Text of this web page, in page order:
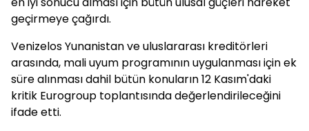
geçirmeye çağırdı.
Venizelos Yunanistan ve uluslararası kreditörleri
arasında, mali uyum programının uygulanması için ek
süre alınması dahil bütün konuların 12 Kasım'daki
kritik Eurogroup toplantısında değerlendirileceğini
ifade etti.